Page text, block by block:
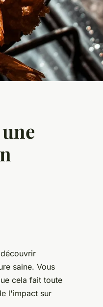
saine. Vous
cela fait toute
l'impact sur